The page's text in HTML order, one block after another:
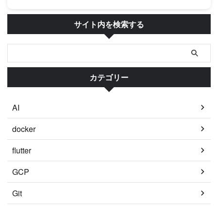
サイト内を検索する
カテゴリー
AI
docker
flutter
GCP
Git